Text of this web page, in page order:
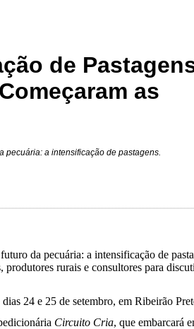
de
as
pecuária: a intensificação de pastagens.
da pecuária: a intensificação de
rurais e consultores para
24 e 25 de setembro, em Ribeirão
Circuito Cria, que embarcará